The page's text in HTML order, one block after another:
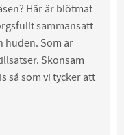
Här är blötmat
sammansatt
huden. Som är
Skonsam
så som vi tycker att